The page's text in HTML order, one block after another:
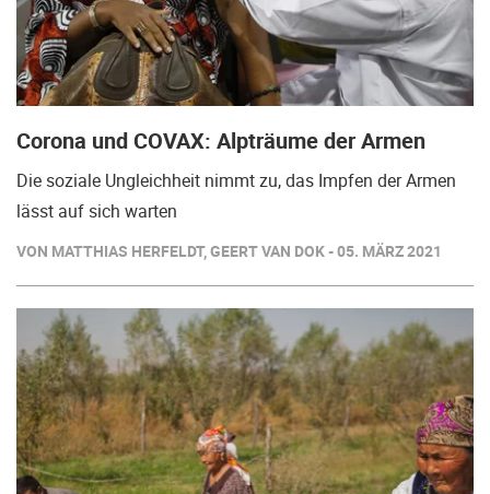
Corona und COVAX: Alpträume der Armen
Die soziale Ungleichheit nimmt zu, das Impfen der Armen
lässt auf sich warten
VON MATTHIAS HERFELDT, GEERT VAN DOK - 05. MÄRZ 2021